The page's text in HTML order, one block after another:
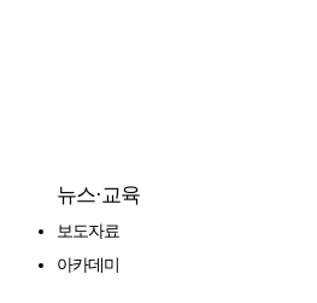
뉴스·교육
보도자료
아카데미